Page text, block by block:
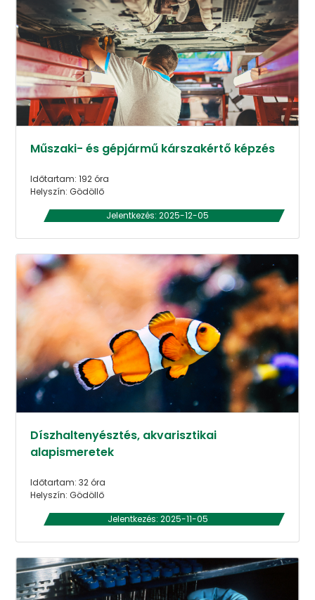
Műszaki- és gépjármű kárszakértő képzés
Időtartam: 192 óra
Helyszín: Gödöllő
Jelentkezés: 2025-12-05
Díszhaltenyésztés, akvarisztikai
alapismeretek
Időtartam: 32 óra
Helyszín: Gödöllő
Jelentkezés: 2025-11-05